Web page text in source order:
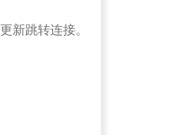
新跳转连接。